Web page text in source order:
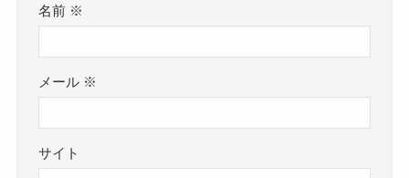
名前 ※
メール ※
サイト